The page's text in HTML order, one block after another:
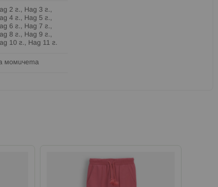
2 г., Над 3 г.,
4 г., Над 5 г.,
6 г., Над 7 г.,
8 г., Над 9 г.,
10 г., Над 11 г.
момичета